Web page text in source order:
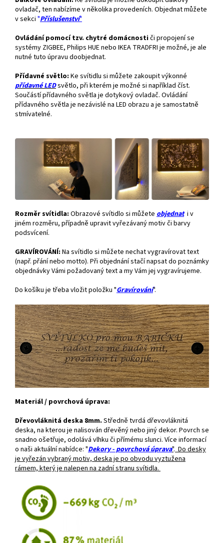
ovladač, ten nabízíme v několika provedeních. Objednat můžete
v sekci "Příslušenství"
Ovládání pomocí tzv. chytré domácnostiči propojení se
systémy ZIGBEE, Philips HUE nebo IKEA TRADFRI je možné, je ale
nutné tuto úpravu doobjednat.
Přídavné světlo: Ke svítidlu si můžete zakoupit výkonné
přídavnéLEDsvětlo, při kterém je možné si například číst.
Součástí přídavného světla je dotykový ovladač. Ovládání
přídavného světla je nezávislé na LED obrazu a je samostatně
stmívatelné.
Rozměr svítidla: Obrazové svítidlo si můžete objednat i v
jiném rozměru, případně upravit vyřezávaný motiv či barvy
podsvícení.
GRAVÍROVÁNÍ: Na svítidlo si můžete nechat vygravírovat text
(např. přání nebo motto). Při objednání stačí napsat do poznámky
objednávky Vámi požadovaný text a my Vám jej vygravírujeme.
Do košíku je třeba vložit položku "Gravírování".
Materiál / povrchová úprava:
Dřevovláknitá deska 8mm. Středně tvrdá dřevovláknitá
deska, na kterou je nalisován dřevěný nebo jiný dekor. Povrch se
snadno ošetřuje, odolává vlhku či přímému slunci. Více informací
o naši aktuální nabídce: "Dekory - povrchová úprava". Do desky
je vyřezán vybraný motiv, deska je po obvodu vyztužena
rámem, který je nalepen na zadní stranu svítidla.